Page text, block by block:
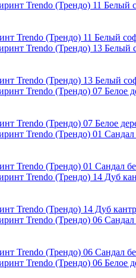
Trendo (Трендо) 11 Белый
Trendo (Трендо) 13 Белый
Trendo (Трендо) 07 Белое
Trendo (Трендо) 01 Сандал
Trendo (Трендо) 14 Дуб
Trendo (Трендо) 06 Сандал